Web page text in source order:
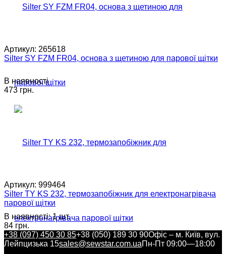
Артикул: 265618
Silter SY FZM FR04, основа з щетиною для парової щітки
В наявності
473 грн.
Артикул: 999464
Silter TY KS 232, термозапобіжник для електронагрівача
парової щітки
В наявності: 1 шт.
84 грн.
+38 (097) 450 30 85+38 (050) 189 30 90Офіс – м. Київ, вул.
Лейпцизька 15sales@sewstar.com.uaПн-Пт 09:00—18:00